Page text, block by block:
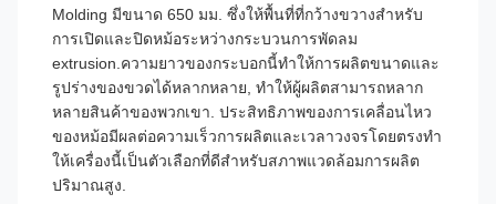
Molding มีขนาด 650 มม. ซึ่งให้พื้นที่ที่กว้างขวางสําหรับ
การเปิดและปิดหม้อระหว่างกระบวนการพัดลม
extrusion.ความยาวของกระบอกนี้ทําให้การผลิตขนาดและ
รูปร่างของขวดได้หลากหลาย, ทําให้ผู้ผลิตสามารถหลาก
หลายสินค้าของพวกเขา. ประสิทธิภาพของการเคลื่อนไหว
ของหม้อมีผลต่อความเร็วการผลิตและเวลาวงจรโดยตรงทํา
ให้เครื่องนี้เป็นตัวเลือกที่ดีสําหรับสภาพแวดล้อมการผลิต
ปริมาณสูง.